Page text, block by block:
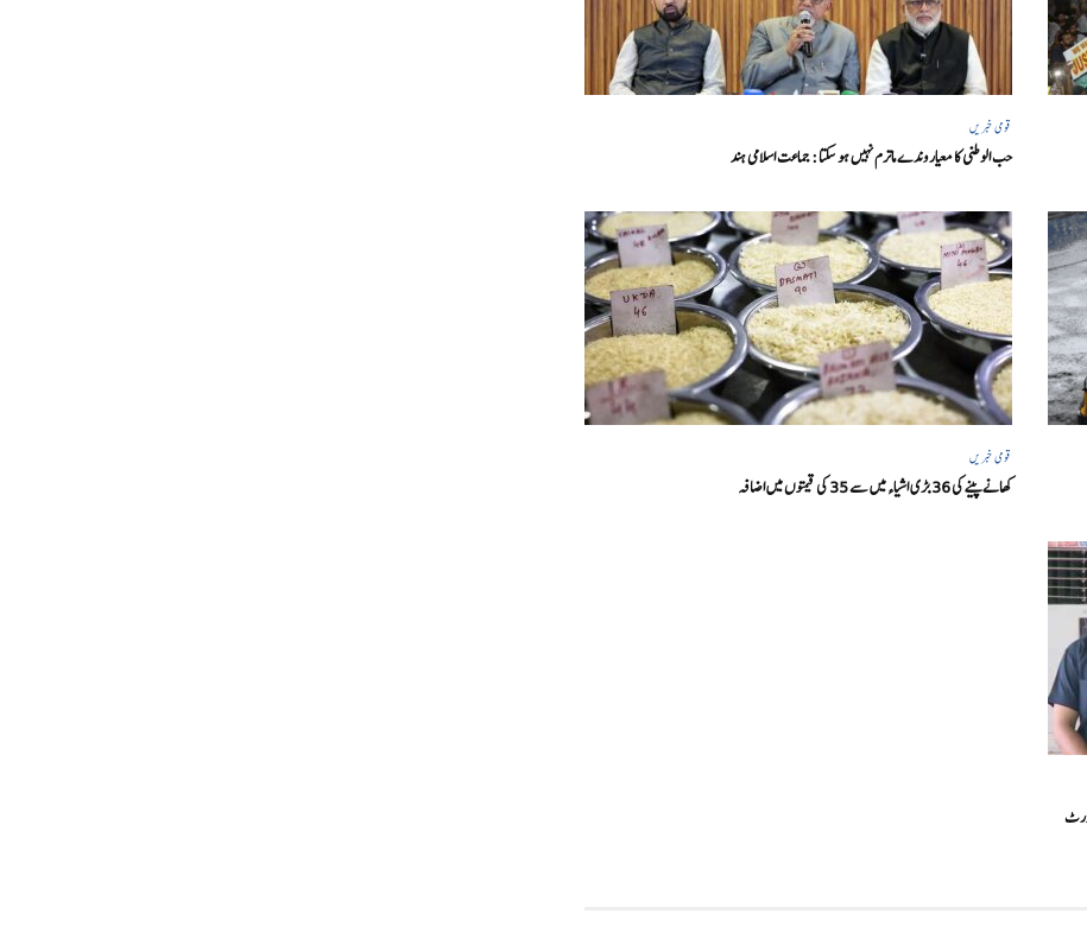
قومی خبریں
حب الوطنی کا معیار وندے ماترم نہیں ہو سکتا : جماعت اسلامی ہند
قومی خبریں
کھانے پینے کی 36 بڑی اشیاء میں سے 35 کی قیمتوں میں اضافہ